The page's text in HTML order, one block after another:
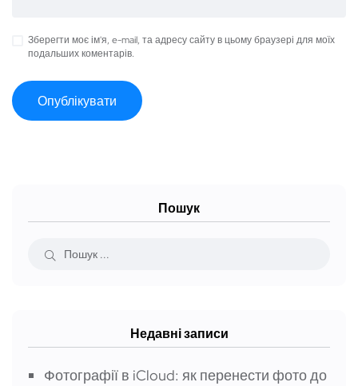
Зберегти моє ім'я, e-mail, та адресу сайту в цьому браузері для моїх
подальших коментарів.
Пошук
Недавні записи
Фотографії в iCloud: як перенести фото до